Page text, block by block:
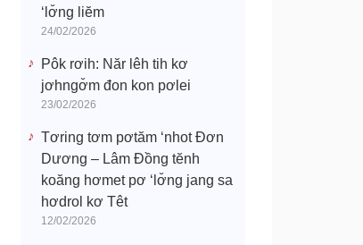
‘lơ̆ng liĕm
24/02/2026
Pôk rơih: Năr lêh tih kơ
jơhngơ̆m đon kon pơlei
23/02/2026
Tơring tơm pơtăm ‘nhot Đơn
Dương – Lâm Đồng tĕnh
koăng hơmet pơ ‘lơ̆ng jang sa
hơdrol kơ Têt
12/02/2026